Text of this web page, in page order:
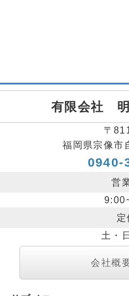
有限会社
〒
福岡県宗像市
0940-
営
定
土・
会社概